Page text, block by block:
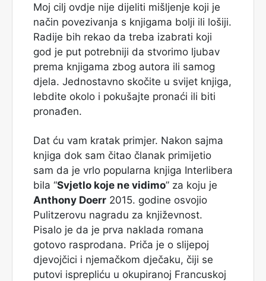
Moj cilj ovdje nije dijeliti mišljenje koji je
način povezivanja s knjigama bolji ili lošiji.
Radije bih rekao da treba izabrati koji
god je put potrebniji da stvorimo ljubav
prema knjigama zbog autora ili samog
djela. Jednostavno skočite u svijet knjiga,
lebdite okolo i pokušajte pronaći ili biti
pronađen.
Dat ću vam kratak primjer. Nakon sajma
knjiga dok sam čitao članak primijetio
sam da je vrlo popularna knjiga Interlibera
bila “Svjetlo koje ne vidimo” za koju je
Anthony Doerr 2015. godine osvojio
Pulitzerovu nagradu za književnost.
Pisalo je da je prva naklada romana
gotovo rasprodana. Priča je o slijepoj
djevojčici i njemačkom dječaku, čiji se
putovi isprepliću u okupiranoj Francuskoj